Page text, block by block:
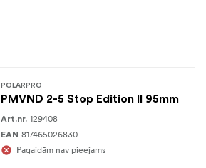
POLARPRO
PMVND 2-5 Stop Edition II 95mm
Art.nr. 129408
EAN 817465026830
Pagaidām nav pieejams